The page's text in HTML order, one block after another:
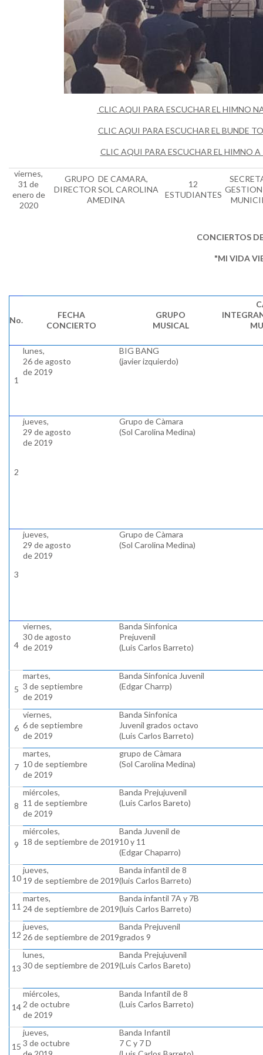
CLIC AQUI PARA ESCUCHAR EL HIMNO
CLIC AQUI PARA ESCUCHAR EL BUNDE
CLIC AQUI PARA ESCUCHAR EL HIMNO
viernes,
31 de
enero de
2020
GRUPO DE CAMARA,
DIRECTOR SOL CAROLINA
AMEDINA
12
ESTUDIANTES
CONCIERTOS
"MI VIDA
No.
FECHA
CONCIERTO
GRUPO
MUSICAL
1
lunes,
26 de agosto
de 2019
BIG BANG
(javier izquierdo)
2
jueves,
29 de agosto
de 2019
Grupo de Càmara
(Sol Carolina Medina)
3
jueves,
29 de agosto
de 2019
Grupo de Càmara
(Sol Carolina Medina)
4
viernes,
30 de agosto
de 2019
Banda Sinfonica
Prejuvenil
(Luis Carlos Barreto)
5
martes,
3 de septiembre
de 2019
Banda Sinfonica Juvenil
(Edgar Charrp)
6
viernes,
6 de septiembre
de 2019
Banda Sinfonica
Juvenil grados octavo
(Luis Carlos Barreto)
7
martes,
10 de septiembre
de 2019
grupo de Càmara
(Sol Carolina Medina)
8
miércoles,
11 de septiembre
de 2019
Banda Prejujuvenil
(Luis Carlos Bareto)
9
miércoles,
18 de septiembre de 2019
Banda Juvenil de
10 y 11
(Edgar Chaparro)
10
jueves,
19 de septiembre de 2019
Banda infantil de 8
(luis Carlos Barreto)
11
martes,
24 de septiembre de 2019
Banda infantil 7A y 7B
(luis Carlos Barreto)
12
jueves,
26 de septiembre de 2019
Banda Prejuvenil
grados 9
13
lunes,
30 de septiembre de 2019
Banda Prejujuvenil
(Luis Carlos Bareto)
14
miércoles,
2 de octubre
de 2019
Banda Infantil de 8
(Luis Carlos Barreto)
15
jueves,
3 de octubre
Banda Infantil
7 C y 7 D